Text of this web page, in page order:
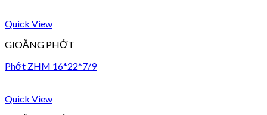
Quick View
GIOĂNG PHỚT
Phớt ZHM 16*22*7/9
Quick View